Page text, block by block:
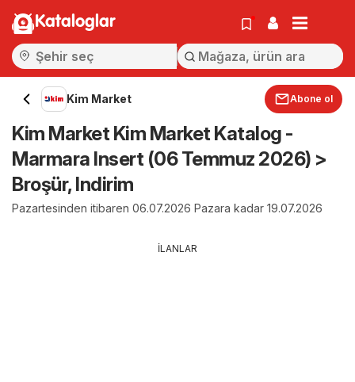
Kataloglar
Kim Market Abone ol
Kim Market Kim Market Katalog -
Marmara Insert (06 Temmuz 2026) >
Broşür, Indirim
Pazartesinden itibaren 06.07.2026 Pazara kadar 19.07.2026
İLANLAR